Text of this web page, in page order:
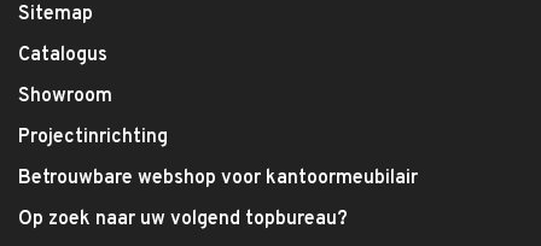
Sitemap
Catalogus
Showroom
Projectinrichting
Betrouwbare webshop voor kantoormeubilair
Op zoek naar uw volgend topbureau?